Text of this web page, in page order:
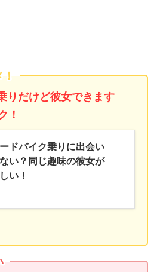
！
だけど彼女できます
！
ドバイク乗りに出会い
い？同じ趣味の彼女が
い！